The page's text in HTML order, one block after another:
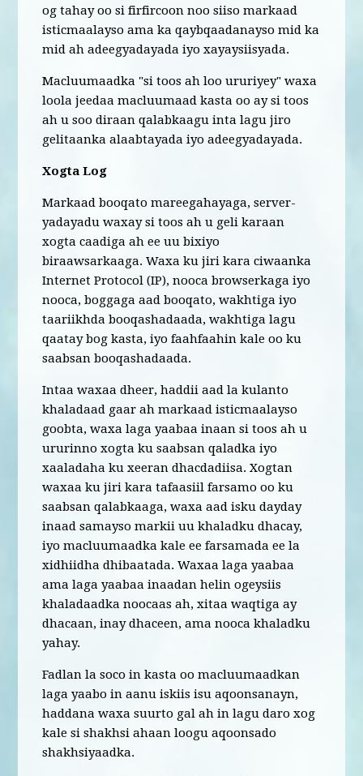
og tahay oo si firfircoon noo siiso markaad
isticmaalayso ama ka qaybqaadanayso mid ka
mid ah adeegyadayada iyo xayaysiisyada.
Macluumaadka "si toos ah loo ururiyey" waxa
loola jeedaa macluumaad kasta oo ay si toos
ah u soo diraan qalabkaagu inta lagu jiro
gelitaanka alaabtayada iyo adeegyadayada.
Xogta Log
Markaad booqato mareegahayaga, server-
yadayadu waxay si toos ah u geli karaan
xogta caadiga ah ee uu bixiyo
biraawsarkaaga. Waxa ku jiri kara ciwaanka
Internet Protocol (IP), nooca browserkaga iyo
nooca, boggaga aad booqato, wakhtiga iyo
taariikhda booqashadaada, wakhtiga lagu
qaatay bog kasta, iyo faahfaahin kale oo ku
saabsan booqashadaada.
Intaa waxaa dheer, haddii aad la kulanto
khaladaad gaar ah markaad isticmaalayso
goobta, waxa laga yaabaa inaan si toos ah u
ururinno xogta ku saabsan qaladka iyo
xaaladaha ku xeeran dhacdadiisa. Xogtan
waxaa ku jiri kara tafaasiil farsamo oo ku
saabsan qalabkaaga, waxa aad isku dayday
inaad samayso markii uu khaladku dhacay,
iyo macluumaadka kale ee farsamada ee la
xidhiidha dhibaatada. Waxaa laga yaabaa
ama laga yaabaa inaadan helin ogeysiis
khaladaadka noocaas ah, xitaa waqtiga ay
dhacaan, inay dhaceen, ama nooca khaladku
yahay.
Fadlan la soco in kasta oo macluumaadkan
laga yaabo in aanu iskiis isu aqoonsanayn,
haddana waxa suurto gal ah in lagu daro xog
kale si shakhsi ahaan loogu aqoonsado
shakhsiyaadka.